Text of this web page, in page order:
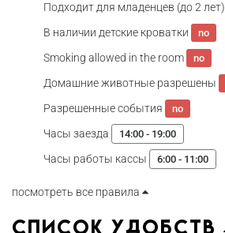
Подходит для младенцев (до 2 лет)
В наличии детские кроватки no
Smoking allowed in the room no
Домашние животные разрешены
Разрешенные события no
Часы заезда 14:00 - 19:00
Часы работы кассы 6:00 - 11:00
посмотреть все правила
Список удобств